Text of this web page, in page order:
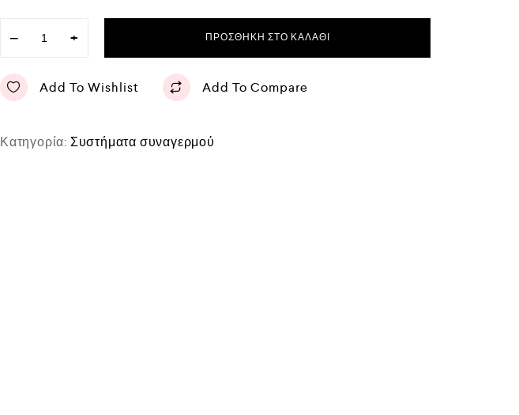
π
− + ΠΡΟΣΘΉΚΗ ΣΤΟ ΚΑΛΆΘΙ
Add To Wishlist Add To Compare
Κατηγορία: Συστήματα συναγερμού